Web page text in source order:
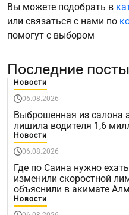
Вы можете подобрать в
или связаться с нами по
помогут с выбором
Последние посты
Новости
06.08.2026
Выброшенная из салона
лишила водителя 1,6
Новости
06.08.2026
Где по Саина нужно
изменили скоростной
объяснили в акимате
Новости